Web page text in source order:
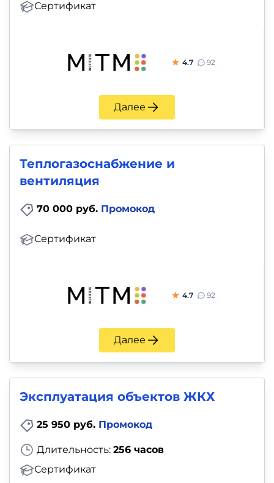
Сертификат
4.7 92
Далее
Теплогазоснабжение и
вентиляция
70 000 руб. Промокод
Сертификат
4.7 92
Далее
Эксплуатация объектов ЖКХ
25 950 руб. Промокод
Длительность: 256 часов
Сертификат